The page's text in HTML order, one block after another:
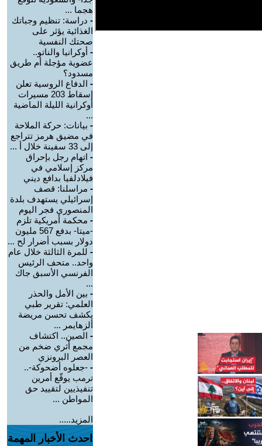
هجما ...
- دراسة: تنظيم وجباتك
الغذائية يؤثر على
صحتك النفسية
- أوكرانيا والناتو..
عضوية مؤجلة أم طريق
مسدود؟
- الدفاع الروسية تعلن
إسقاط 203 مسيرات
أوكرانية الليلة الماضية
...
- بيانات: حركة الملاحة
في مضيق هرمز تتراجع
إلى 33 سفينة خلال أ ...
- اتهام رجل بإحراق
مركز إسلامي في
فيلادلفيا بدافع ديني
- مراسلنا: قصف
إسرائيلي يستهدف بلدة
المنصوري فجر اليوم
- محكمة أمريكية تلزم
-ميتا- بدفع 567 مليون
دولار بسبب أضرار لح ...
- للمرة الثالثة خلال عام
واحد.. متحف الرئيس
الفرنسي الأسبق جاك
...
- بين الأمل والحذر
العلمي: تقرير طبي
يكشف تحسن مريضة
ألزهايمر ...
- الصين.. اكتشاف
مجمع أثري ضخم من
العصر البرونزي
- -جعلوه أضحوكة-..
ترمب يوقّع أمرين
تنفيذيين لتقييد حق
المواطن ...
المزيد.....
احدث الأخبار المهمة